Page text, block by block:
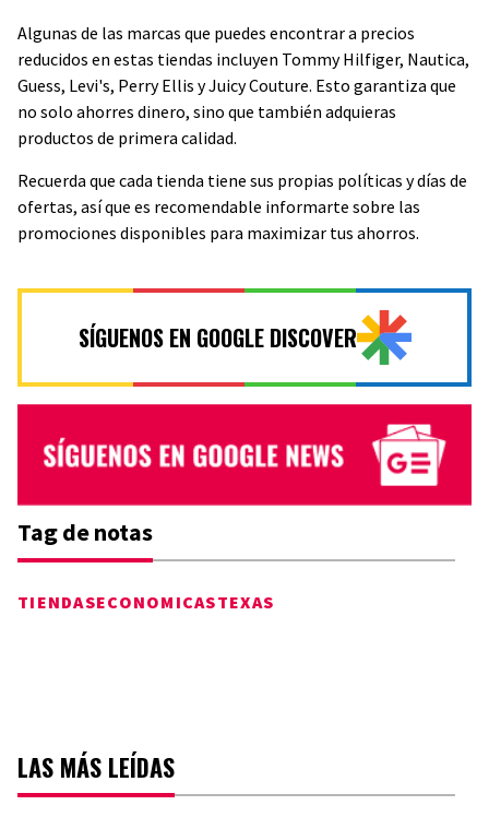
Algunas de las marcas que puedes encontrar a precios
reducidos en estas tiendas incluyen Tommy Hilfiger, Nautica,
Guess, Levi's, Perry Ellis y Juicy Couture. Esto garantiza que
no solo ahorres dinero, sino que también adquieras
productos de primera calidad.
Recuerda que cada tienda tiene sus propias políticas y días de
ofertas, así que es recomendable informarte sobre las
promociones disponibles para maximizar tus ahorros.
SÍGUENOS EN GOOGLE DISCOVER
Tag de notas
TIENDASECONOMICASTEXAS
LAS MÁS LEÍDAS